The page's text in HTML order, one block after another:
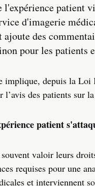
patient
d'imagerie
ajoute des
pour les patients
implique, depuis la Loi
l’avis des patients sur
patient
valoir leurs
requises pour une
et interviennent